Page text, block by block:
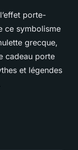
porte-
ce symbolisme
grecque,
cadeau porte
et légendes